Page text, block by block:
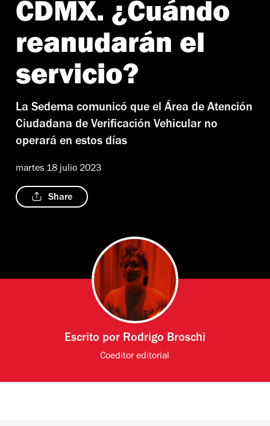
CDMX. ¿Cuándo
reanudarán el
servicio?
La Sedema comunicó que el Área de Atención
Ciudadana de Verificación Vehicular no
operará en estos días
martes 18 julio 2023
Share
Escrito por Rodrigo Broschi
Coeditor editorial